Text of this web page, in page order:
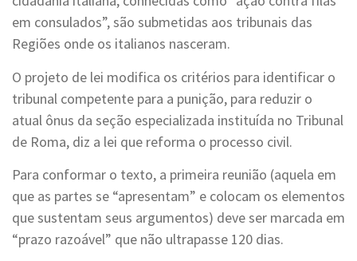
em consulados”, são submetidas aos tribunais das
Regiões onde os italianos nasceram.
O projeto de lei modifica os critérios para identificar o
tribunal competente para a punição, para reduzir o
atual ônus da seção especializada instituída no Tribunal
de Roma, diz a lei que reforma o processo civil.
Para conformar o texto, a primeira reunião (aquela em
que as partes se “apresentam” e colocam os elementos
que sustentam seus argumentos) deve ser marcada em
“prazo razoável” que não ultrapasse 120 dias.